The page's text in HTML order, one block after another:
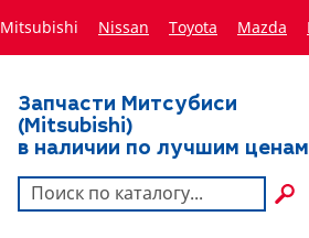
Mitsubishi Nissan Toyota Мazda
Запчасти Митсубиси
(Mitsubishi)
в наличии по лучшим ценам